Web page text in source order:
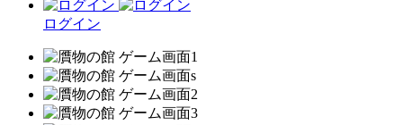
ログイン